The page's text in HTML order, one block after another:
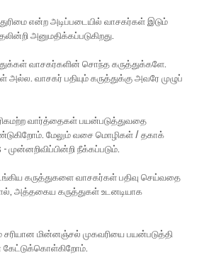
என்ற அடிப்படையில் வாசகர்கள் இடும்
அனுமதிக்கப்படுகிறது.
வாசகர்களின் சொந்த கருத்துக்களே.
அல்ல. வாசகர் பதியும் கருத்துக்கு அவரே முழுப்
வார்த்தைகள் பயன்படுத்துவதை
மேலும் வசை மொழிகள் / தகாக்
முன்னறிவிப்பின்றி நீக்கப்படும்.
கருத்துகளை வாசகர்கள் பதிவு செய்வதை
அத்தகைய கருத்துகள் உடனடியாக
சரியான மின்னஞ்சல் முகவரியை பயன்படுத்தி
கேட்டுக்கொள்கிறோம்.